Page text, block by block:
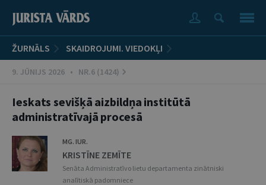
ŽURNĀLS SKAIDROJUMI. VIEDOKĻI
9. JŪNIJS 2026 • NR.6 (1424)
Ieskats sevišķā aizbildņa institūtā
administratīvajā procesā
MG. IUR.
KRISTĪNE ZEMĪTE
Senāta Administratīvo lietu departamenta zinātniski
analītiskā padomniece